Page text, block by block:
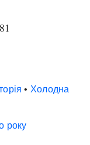
• Холодна
року